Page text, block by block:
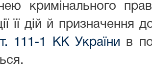
кримінального
її дій й призначення
111-1 КК України в